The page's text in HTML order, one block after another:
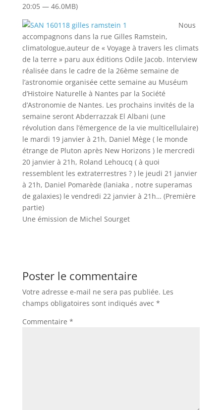
20:05 — 46.0MB)
Nous
accompagnons dans la rue Gilles Ramstein,
climatologue,auteur de « Voyage à travers les climats
de la terre » paru aux éditions Odile Jacob. Interview
réalisée dans le cadre de la 26ème semaine de
l’astronomie organisée cette semaine au Muséum
d’Histoire Naturelle à Nantes par la Société
d’Astronomie de Nantes. Les prochains invités de la
semaine seront Abderrazzak El Albani (une
révolution dans l’émergence de la vie multicellulaire)
le mardi 19 janvier à 21h, Daniel Mège ( le monde
étrange de Pluton après New Horizons ) le mercredi
20 janvier à 21h, Roland Lehoucq ( à quoi
ressemblent les extraterrestres ? ) le jeudi 21 janvier
à 21h, Daniel Pomarède (laniaka , notre superamas
de galaxies) le vendredi 22 janvier à 21h… (Première
partie)
Une émission de Michel Sourget
Poster le commentaire
Votre adresse e-mail ne sera pas publiée. Les
champs obligatoires sont indiqués avec *
Commentaire *